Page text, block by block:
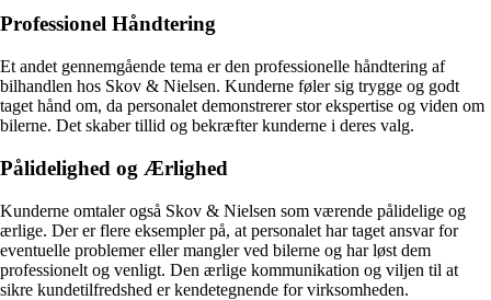
Professionel Håndtering
Et andet gennemgående tema er den professionelle håndtering af
bilhandlen hos Skov & Nielsen. Kunderne føler sig trygge og godt
taget hånd om, da personalet demonstrerer stor ekspertise og viden om
bilerne. Det skaber tillid og bekræfter kunderne i deres valg.
Pålidelighed og Ærlighed
Kunderne omtaler også Skov & Nielsen som værende pålidelige og
ærlige. Der er flere eksempler på, at personalet har taget ansvar for
eventuelle problemer eller mangler ved bilerne og har løst dem
professionelt og venligt. Den ærlige kommunikation og viljen til at
sikre kundetilfredshed er kendetegnende for virksomheden.